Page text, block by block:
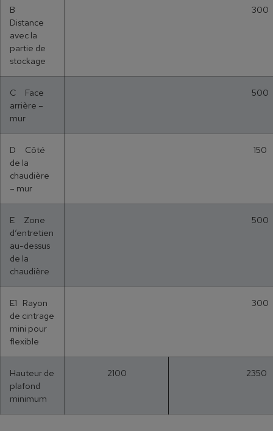
B
Distance
avec la
partie de
stockage
300
C Face
arrière –
mur
500
D Côté
de la
chaudière
– mur
150
E Zone
d‘entretien
au-dessus
de la
chaudière
500
E1 Rayon
de cintrage
mini pour
flexible
300
Hauteur de
plafond
minimum
2100 2350